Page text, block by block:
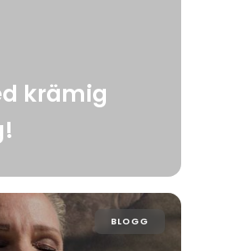
krämig
BLOGG